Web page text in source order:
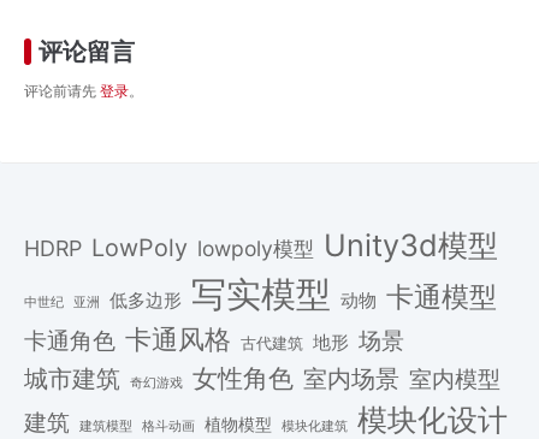
评论留言
评论前请先 登录。
HDRP LowPoly lowpoly模型 Unity3d模型
中世纪 亚洲 低多边形 写实模型 动物 卡通模型
卡通角色 卡通风格 古代建筑 地形 场景
城市建筑
奇幻游戏 女性角色 室内场景 室内模型
建筑 建筑模型 格斗动画 植物模型 模块化建筑 模块化设计